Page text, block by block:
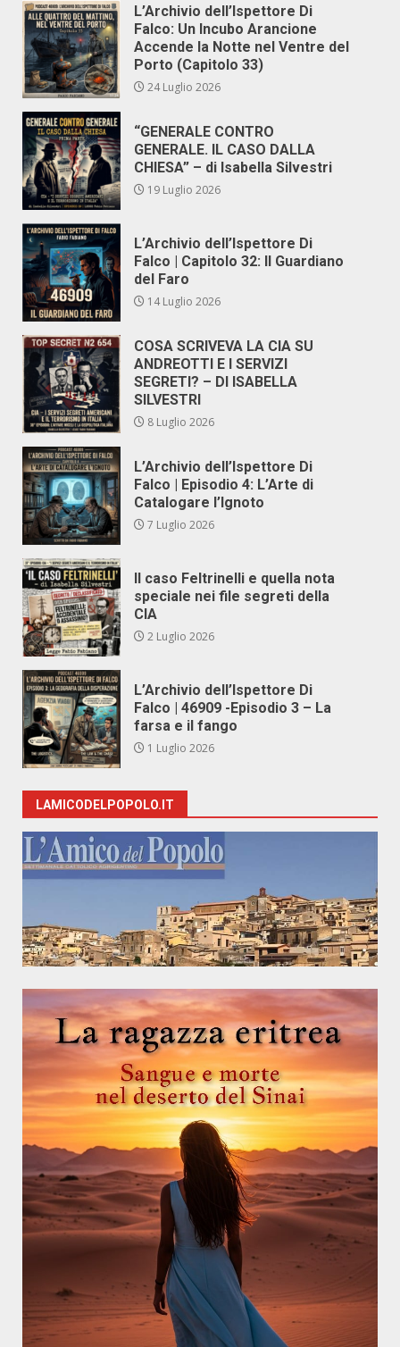
L’Archivio dell’Ispettore Di
Falco: Un Incubo Arancione
Accende la Notte nel Ventre del
Porto (Capitolo 33)
24 Luglio 2026
“GENERALE CONTRO
GENERALE. IL CASO DALLA
CHIESA” – di Isabella Silvestri
19 Luglio 2026
L’Archivio dell’Ispettore Di
Falco | Capitolo 32: Il Guardiano
del Faro
14 Luglio 2026
COSA SCRIVEVA LA CIA SU
ANDREOTTI E I SERVIZI
SEGRETI? – DI ISABELLA
SILVESTRI
8 Luglio 2026
L’Archivio dell’Ispettore Di
Falco | Episodio 4: L’Arte di
Catalogare l’Ignoto
7 Luglio 2026
Il caso Feltrinelli e quella nota
speciale nei file segreti della
CIA
2 Luglio 2026
L’Archivio dell’Ispettore Di
Falco | 46909 -Episodio 3 – La
farsa e il fango
1 Luglio 2026
LAMICODELPOPOLO.IT